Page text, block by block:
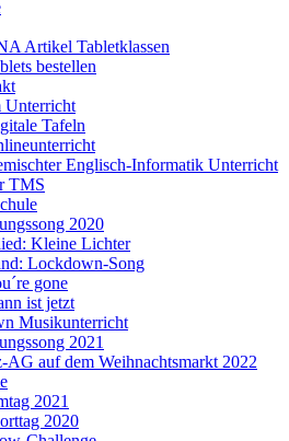
Artikel Tabletklassen
bestellen
Unterricht
Tafeln
Englisch-Informatik Unterricht
TMS
2020
Kleine Lichter
Lockdown-Song
gone
ist jetzt
Musikunterricht
2021
AG auf dem Weihnachtsmarkt 2022
2021
2020